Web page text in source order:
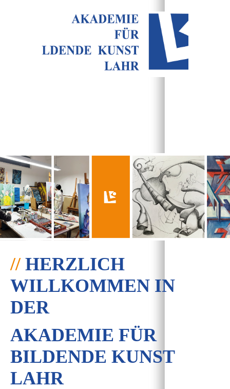
//HERZLICH
WILLKOMMEN IN
DER
AKADEMIE FÜR
BILDENDE KUNST
LAHR